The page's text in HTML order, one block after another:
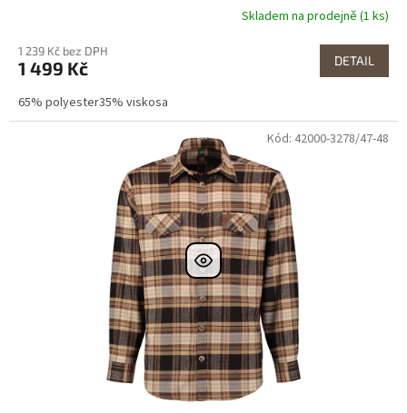
Skladem na prodejně (1 ks)
1 239 Kč bez DPH
1 499 Kč DETAIL
65% polyester35% viskosa
Kód: 42000-3278/47-48